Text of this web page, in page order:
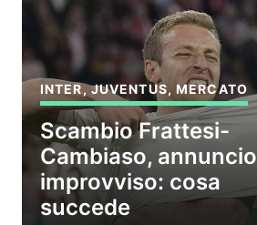
INTER,JUVENTUS, MERCATO
Scambio Frattesi-
Cambiaso, annuncio
improvviso: cosa
succede